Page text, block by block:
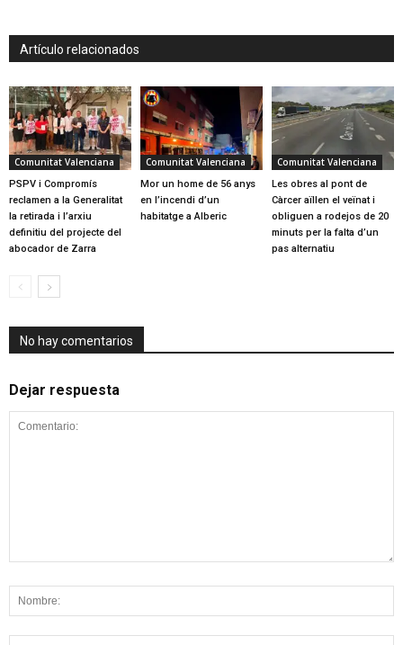
Artículo relacionados
Comunitat Valenciana
PSPV i Compromís
reclamen a la Generalitat
la retirada i l’arxiu
definitiu del projecte del
abocador de Zarra
Comunitat Valenciana
Mor un home de 56 anys
en l’incendi d’un
habitatge a Alberic
Comunitat Valenciana
Les obres al pont de
Càrcer aïllen el veïnat i
obliguen a rodejos de 20
minuts per la falta d’un
pas alternatiu
No hay comentarios
Dejar respuesta